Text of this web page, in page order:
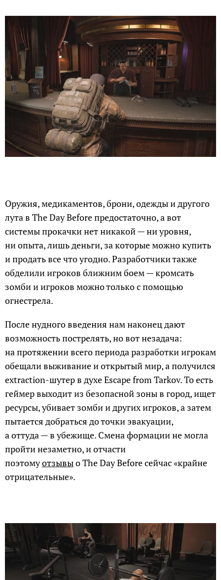
Оружия, медикаментов, брони, одежды и другого
лута в The Day Before предостаточно, а вот
системы прокачки нет никакой — ни уровня,
ни опыта, лишь деньги, за которые можно купить
и продать все что угодно. Разработчики также
обделили игроков ближним боем — кромсать
зомби и игроков можно только с помощью
огнестрела.
После нудного введения нам наконец дают
возможность пострелять, но вот незадача:
на протяжении всего периода разработки игрокам
обещали выживание и открытый мир, а получился
extraction-шутер в духе Escape from Tarkov. То есть
геймер выходит из безопасной зоны в город, ищет
ресурсы, убивает зомби и других игроков, а затем
пытается добраться до точки эвакуации,
а оттуда — в убежище. Смена формации не могла
пройти незаметно, и отчасти
поэтомуотзывыо The Day Before сейчас «крайне
отрицательные».